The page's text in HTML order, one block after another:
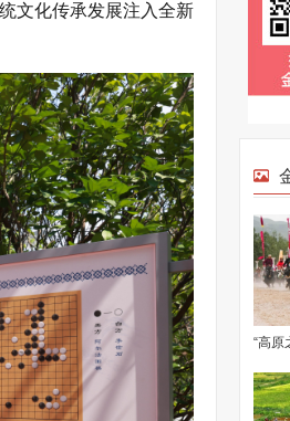
文化传承发展注入全新